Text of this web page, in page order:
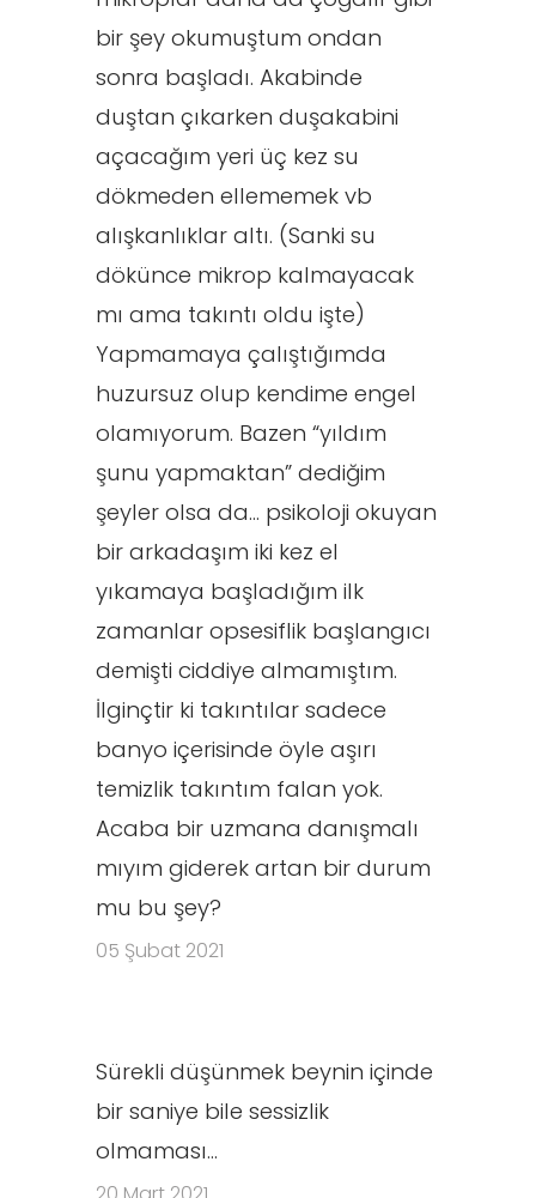
bir şey okumuştum ondan
sonra başladı. Akabinde
duştan çıkarken duşakabini
açacağım yeri üç kez su
dökmeden ellememek vb
alışkanlıklar altı. (Sanki su
dökünce mikrop kalmayacak
mı ama takıntı oldu işte)
Yapmamaya çalıştığımda
huzursuz olup kendime engel
olamıyorum. Bazen “yıldım
şunu yapmaktan” dediğim
şeyler olsa da... psikoloji okuyan
bir arkadaşım iki kez el
yıkamaya başladığım ilk
zamanlar opsesiflik başlangıcı
demişti ciddiye almamıştım.
İlginçtir ki takıntılar sadece
banyo içerisinde öyle aşırı
temizlik takıntım falan yok.
Acaba bir uzmana danışmalı
mıyım giderek artan bir durum
mu bu şey?
05 Şubat 2021
Sürekli düşünmek beynin içinde
bir saniye bile sessizlik
olmaması...